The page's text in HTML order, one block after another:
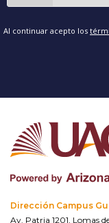
Al continuar acepto los
Dirección Campus
Av. Patria 1201, Lomas